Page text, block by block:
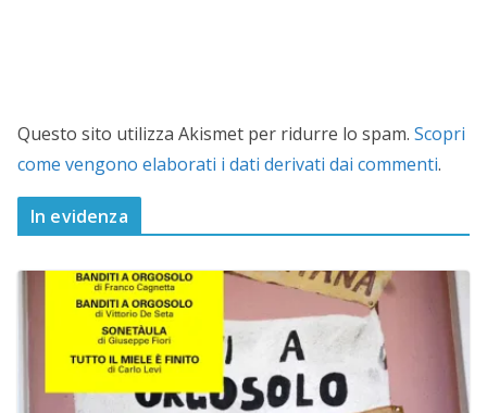
Questo sito utilizza Akismet per ridurre lo spam. Scopri
come vengono elaborati i dati derivati dai commenti.
In evidenza